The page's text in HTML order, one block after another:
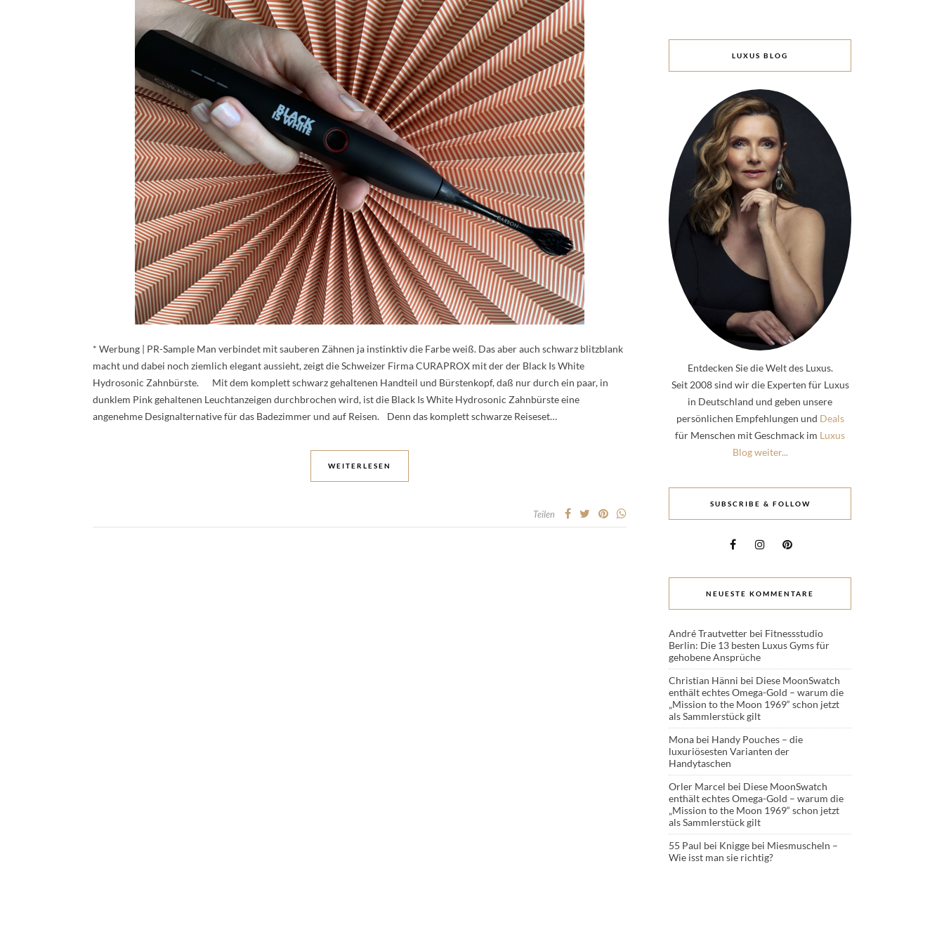
* Werbung | PR-Sample Man verbindet mit sauberen Zähnen ja instinktiv die Farbe weiß. Das aber auch schwarz blitzblank
macht und dabei noch ziemlich elegant aussieht, zeigt die Schweizer Firma CURAPROX mit der der Black Is White
Hydrosonic Zahnbürste. Mit dem komplett schwarz gehaltenen Handteil und Bürstenkopf, daß nur durch ein paar, in
dunklem Pink gehaltenen Leuchtanzeigen durchbrochen wird, ist die Black Is White Hydrosonic Zahnbürste eine
angenehme Designalternative für das Badezimmer und auf Reisen. Denn das komplett schwarze Reiseset…
WEITERLESEN
Teilen
LUXUS BLOG
Entdecken Sie die Welt des Luxus.
Seit 2008 sind wir die Experten für Luxus
in Deutschland und geben unsere
persönlichen Empfehlungen und Deals
für Menschen mit Geschmack im Luxus
Blog weiter...
SUBSCRIBE & FOLLOW
NEUESTE KOMMENTARE
André Trautvetter bei Fitnessstudio
Berlin: Die 13 besten Luxus Gyms für
gehobene Ansprüche
Christian Hänni bei Diese MoonSwatch
enthält echtes Omega-Gold – warum die
„Mission to the Moon 1969“ schon jetzt
als Sammlerstück gilt
Mona bei Handy Pouches – die
luxuriösesten Varianten der
Handytaschen
Orler Marcel bei Diese MoonSwatch
enthält echtes Omega-Gold – warum die
„Mission to the Moon 1969“ schon jetzt
als Sammlerstück gilt
55 Paul bei Knigge bei Miesmuscheln –
Wie isst man sie richtig?